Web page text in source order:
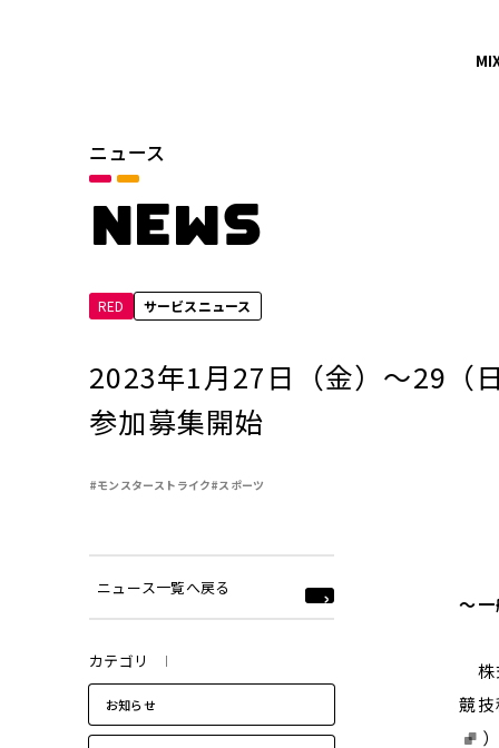
ニュース
NEWS
RED サービスニュース
2023年1月27日（金）～29（
参加募集開始
#モンスターストライク#スポーツ
ニュース一覧へ戻る
カテゴリ
お知らせ
～
株
競
カテゴリ
サービスニュース